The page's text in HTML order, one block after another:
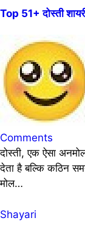
Top 51+ दोस्ती
Comments
दोस्ती, एक ऐसा अनमोल रिश्ता जो न सिर्फ हमारे जीवन को खुशियों से भर
देता है बल्कि कठिन
मोल…
Shayari